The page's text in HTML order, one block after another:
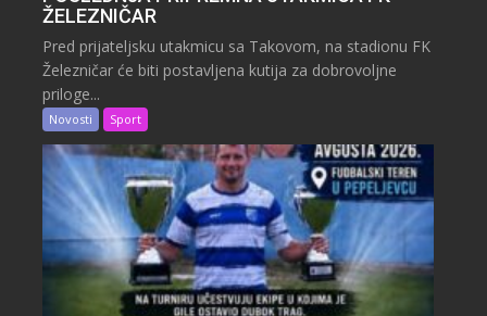
ŽELEZNIČAR
Pred prijateljsku utakmicu sa Takovom, na stadionu FK
Železničar će biti postavljena kutija za dobrovoljne
priloge...
Novosti Sport